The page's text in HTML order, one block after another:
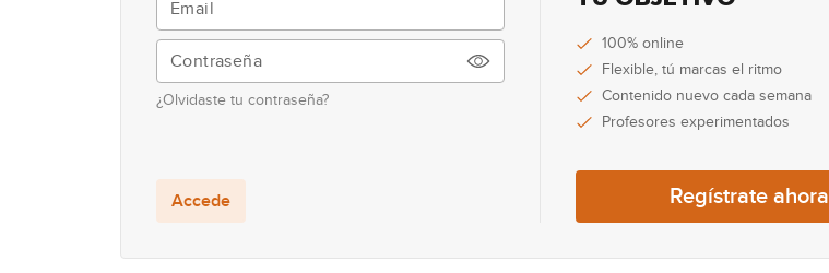
¿Olvidaste tu contraseña?
Accede
100% online
Flexible, tú marcas el ritmo
Contenido nuevo cada semana
Profesores experimentados
Regístrate ahora